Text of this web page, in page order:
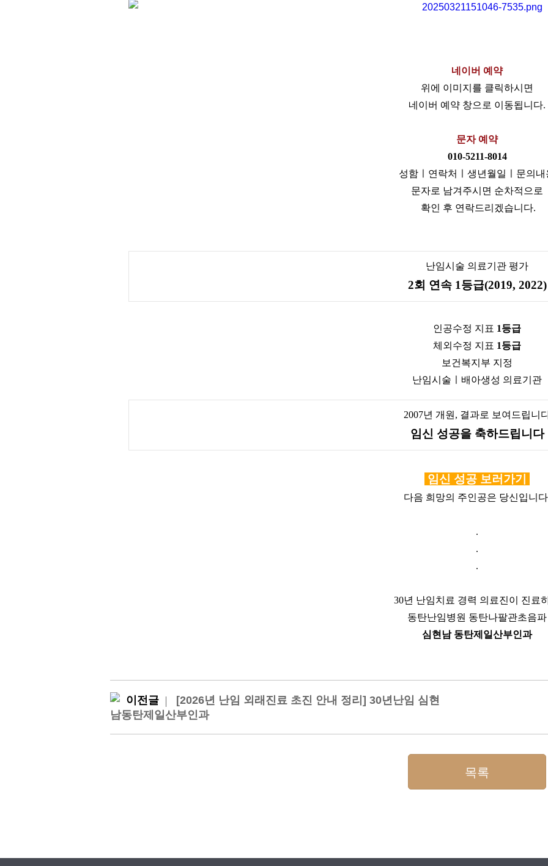
네이버 예약
위에 이미지를 클릭하시면
네이버 예약 창으로 이동됩니다.
문자 예약
010-5211-8014
성함ㅣ연락처ㅣ생년월일ㅣ문의내
문자로 남겨주시면 순차적으로
확인 후 연락드리겠습니다.
난임시술 의료기관 평가
2회 연속 1등급(2019, 2022)
인공수정 지표 1등급
체외수정 지표 1등급
보건복지부 지정
난임시술ㅣ배아생성 의료기관
2007년 개원, 결과로 보여드립니
임신 성공을 축하드립니다
임신 성공 보러가기
다음 희망의 주인공은 당신입니
.
.
.
30년 난임치료 경력 의료진이 진료
동탄난임병원 동탄나팔관초음파
심현남 동탄제일산부인과
이전글
[2026년 난임 외래진료 초진 안내 정리] 30년난임 심현
남동탄제일산부인과
목록